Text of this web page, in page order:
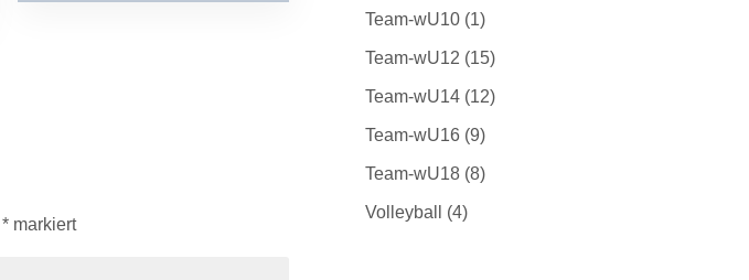
* markiert
Team-wU10(1)
Team-wU12 (15)
Team-wU14(12)
Team-wU16(9)
Team-wU18(8)
Volleyball (4)